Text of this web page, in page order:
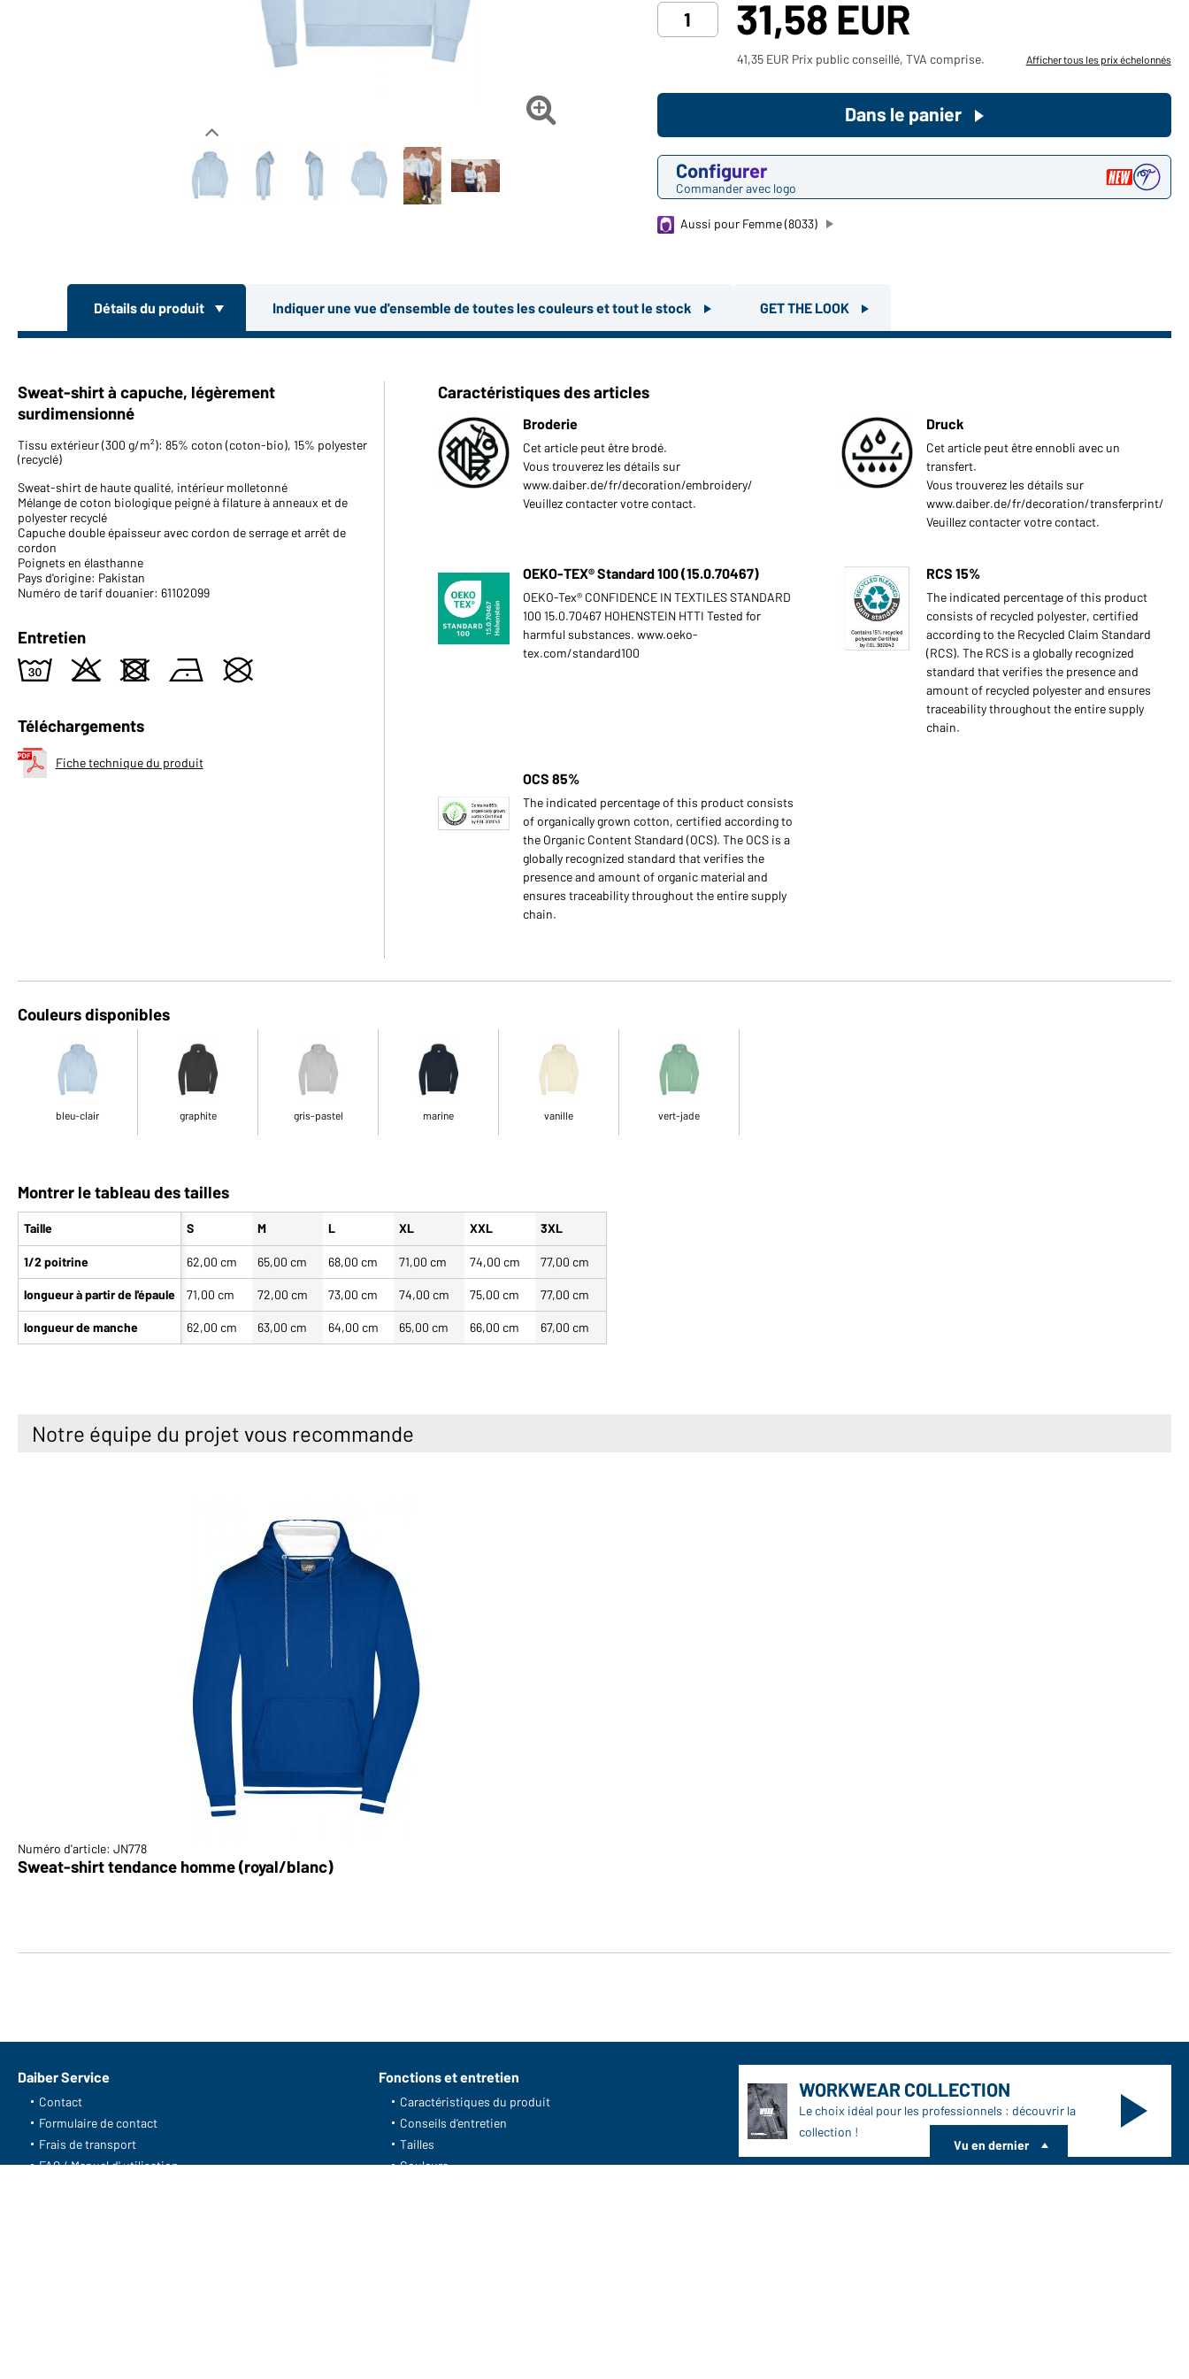
produits pour votre besoin privé?
Chemin d'accès au shop des
clients finaux

31,58 EUR
41,35 EUR Prix public conseillé, TVA comprise. Afficher tous les prix échelonnés
Configurer
Commander avec logo
Dans le panier
Aussi pour Femme (8033)
Détails du produit Indiquer une vue d'ensemble de toutes les couleurs et tout le stock GET THE LOOK
Sweat-shirt à capuche, légèrement
surdimensionné
Tissu extérieur (300 g/m²): 85% coton (coton-bio), 15% polyester
(recyclé)
Sweat-shirt de haute qualité, intérieur molletonné
Mélange de coton biologique peigné à filature à anneaux et de
polyester recyclé
Capuche double épaisseur avec cordon de serrage et arrêt de
cordon
Poignets en élasthanne
Pays d'origine: Pakistan
Numéro de tarif douanier: 61102099
Entretien
w o d n U
Téléchargements
Fiche technique du produit
Caractéristiques des articles
Broderie
Cet article peut être brodé.
Vous trouverez les détails sur
www.daiber.de/fr/decoration/embroidery/
Veuillez contacter votre contact.
Druck
Cet article peut être ennobli avec un
transfert.
Vous trouverez les détails sur
www.daiber.de/fr/decoration/transferprint/
Veuillez contacter votre contact.
OEKO-TEX® Standard 100 (15.0.70467)
OEKO-Tex® CONFIDENCE IN TEXTILES STANDARD
100 15.0.70467 HOHENSTEIN HTTI Tested for
harmful substances. www.oeko-
tex.com/standard100
RCS 15%
The indicated percentage of this product
consists of recycled polyester, certified
according to the Recycled Claim Standard
(RCS). The RCS is a globally recognized
standard that verifies the presence and
amount of recycled polyester and ensures
traceability throughout the entire supply
chain.
OCS 85%
The indicated percentage of this product consists
of organically grown cotton, certified according to
the Organic Content Standard (OCS). The OCS is a
globally recognized standard that verifies the
presence and amount of organic material and
ensures traceability throughout the entire supply
chain.
Couleurs disponibles
bleu-clair graphite gris-pastel marine vanille vert-jade
Montrer le tableau des tailles
Taille
1/2 poitrine
longueur à partir de l'épaule
longueur de manche
S M L XL XXL 3XL
62,00 cm 65,00 cm 68,00 cm 71,00 cm 74,00 cm 77,00 cm
71,00 cm 72,00 cm 73,00 cm 74,00 cm 75,00 cm 77,00 cm
62,00 cm 63,00 cm 64,00 cm 65,00 cm 66,00 cm 67,00 cm
Notre équipe du projet vous recommande
Numéro d'article: JN778
Sweat-shirt tendance homme (royal/blanc)
Vu en dernier
Daiber Service
Contact
Formulaire de contact
Frais de transport
FAQ / Manuel d' utilisation
Fonctions et entretien
Caractéristiques du produit
Conseils d'entretien
Tailles
Couleurs
WORKWEAR COLLECTION
Le choix idéal pour les professionnels : découvrir la
collection !